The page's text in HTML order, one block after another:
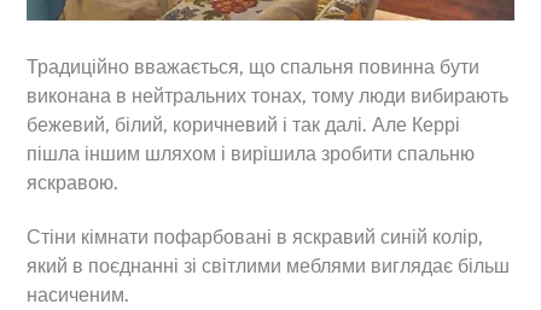
Традиційно вважається, що спальня повинна бути
виконана в нейтральних тонах, тому люди вибирають
бежевий, білий, коричневий і так далі. Але Керрі
пішла іншим шляхом і вирішила зробити спальню
яскравою.
Стіни кімнати пофарбовані в яскравий синій колір,
який в поєднанні зі світлими меблями виглядає більш
насиченим.